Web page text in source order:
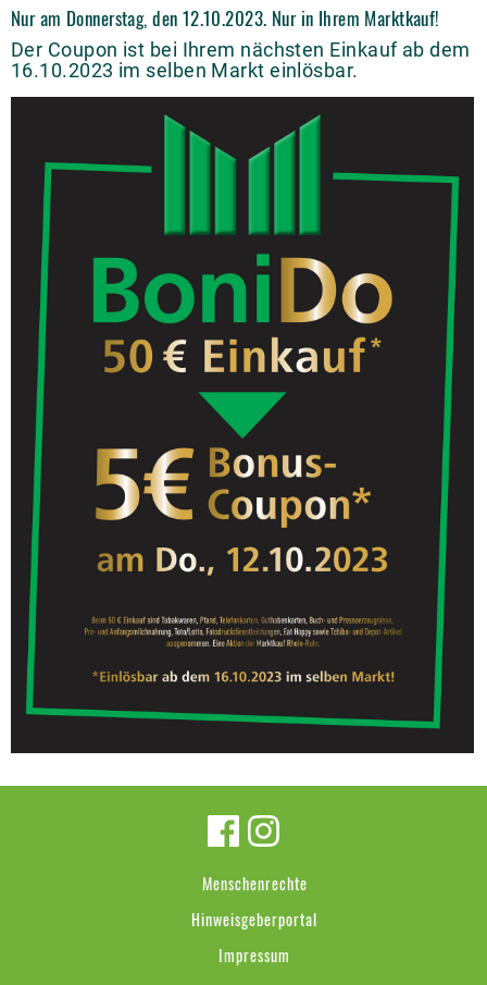
Nur am Donnerstag, den 12.10.2023. Nur in Ihrem Marktkauf!
Der Coupon ist bei Ihrem nächsten Einkauf ab dem
16.10.2023 im selben Markt einlösbar.
Menschenrechte
Hinweisgeberportal
Impressum